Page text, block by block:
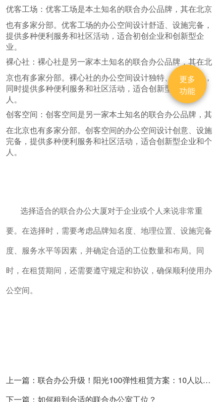
优客工场：优客工场是本土知名的联合办公品牌，其在北京
也有多家分部。优客工场的办公空间设计舒适、设施完备，
提供多种便利服务和社区活动，适合初创企业和创新型企
业。
裸心社：裸心社是另一家本土知名的联合办公品牌，其在北
京也有多家分部。裸心社的办公空间设计独特、设施先进，
同时提供多种便利服务和社区活动，适合创新型企业和个
人。
创客空间：创客空间是另一家本土知名的联合办公品牌，其
在北京也有多家分部。创客空间的办公空间设计创意、设施
完备，提供多种便利服务和社区活动，适合创新型企业和个
人。
选择适合的联合办公大厦对于企业或个人来说非常重
要。在选择时，需要考虑品牌知名度、地理位置、设施完备
度、服务水平等因素，并确定合适的工位数量和布局。同
时，在租赁期间，还需要遵守规定和协议，确保顺利使用办
公空间。
上一篇：联合办公升级！阳光100弹性租赁方案：10人以下团队月租低至8000元，灵活工位无人便利店助力新兴行业
下一篇：如何租到合适的联合办公室工位？
更多
功能